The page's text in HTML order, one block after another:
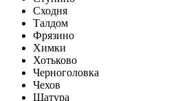
Сходня
Талдом
Фрязино
Химки
Хотьково
Черноголовка
Чехов
Шатура